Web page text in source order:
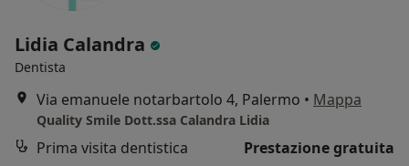
Lidia Calandra
Dentista
Via emanuele notarbartolo 4, Palermo • Mappa
Quality Smile Dott.ssa Calandra Lidia
Prima visita dentistica
Prestazione gratuita